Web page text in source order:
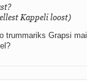
Kappeli loost)
trummariks Grapsi